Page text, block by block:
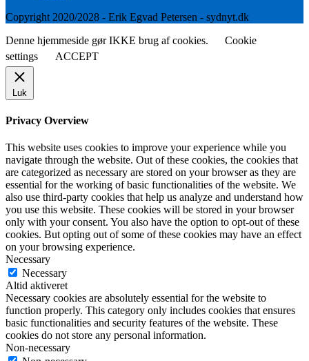
Copyright 2020/2028 - Erik Egvad Petersen - sydnyt.dk
Denne hjemmeside gør IKKE brug af cookies.
Cookie
settings
ACCEPT
Luk
Privacy Overview
This website uses cookies to improve your experience while you
navigate through the website. Out of these cookies, the cookies that
are categorized as necessary are stored on your browser as they are
essential for the working of basic functionalities of the website. We
also use third-party cookies that help us analyze and understand how
you use this website. These cookies will be stored in your browser
only with your consent. You also have the option to opt-out of these
cookies. But opting out of some of these cookies may have an effect
on your browsing experience.
Necessary
Necessary
Altid aktiveret
Necessary cookies are absolutely essential for the website to
function properly. This category only includes cookies that ensures
basic functionalities and security features of the website. These
cookies do not store any personal information.
Non-necessary